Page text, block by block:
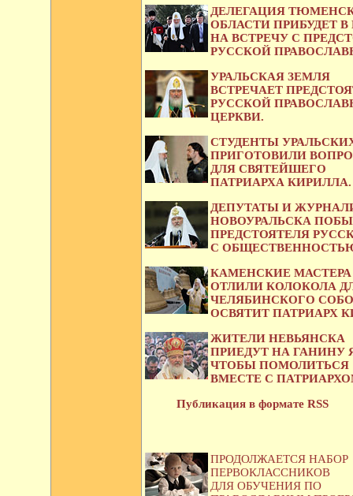
ДЕЛЕГАЦИЯ
ОБЛАСТИ ПРИБУДЕТ В
НА ВСТРЕЧУ С
РУССКОЙ
УРАЛЬСКАЯ ЗЕМЛЯ
ВСТРЕЧАЕТ
РУССКОЙ
ЦЕРКВИ.
СТУДЕНТЫ
ПРИГОТОВИЛИ
ДЛЯ СВЯТЕЙШЕГО
ПАТРИАРХА КИРИЛЛА.
ДЕПУТАТЫ И
НОВОУРАЛЬСКА
ПРЕДСТОЯТЕЛЯ
С
КАМЕНСКИЕ МАСТЕРА
ОТЛИЛИ КОЛОКОЛА
ЧЕЛЯБИНСКОГО
ОСВЯТИТ ПАТРИАРХ
ЖИТЕЛИ НЕВЬЯНСКА
ПРИЕДУТ НА ГАНИНУ
ЧТОБЫ ПОМОЛИТЬСЯ
ВМЕСТЕ С
Публикация в формате RSS
ПРОДОЛЖАЕТСЯ НАБОР
ПЕРВОКЛАССНИКОВ
ДЛЯ ОБУЧЕНИЯ ПО